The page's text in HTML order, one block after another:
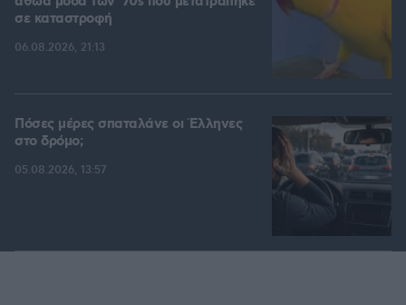
σε καταστροφή
06.08.2026, 21:13
Πόσες μέρες σπαταλάνε οι Έλληνες
στο δρόμο;
05.08.2026, 13:57